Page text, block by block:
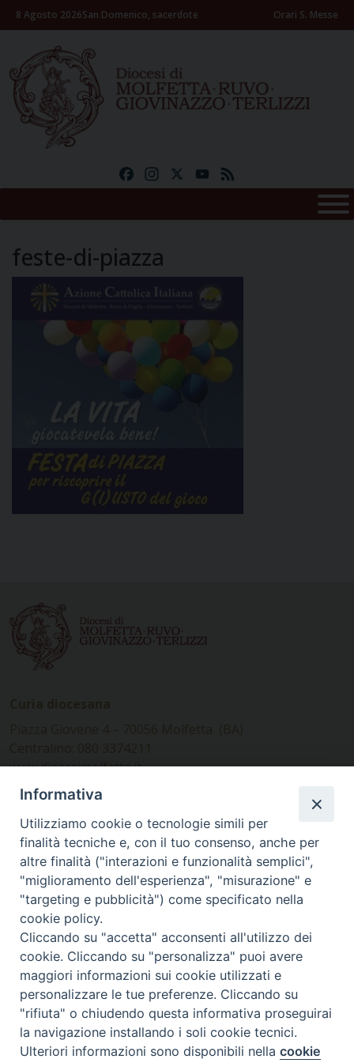
Skip8 Agosto 2026San Domenico, sacerdote Orari S. Messe
FacebookInstagramYouTube
feste-di-piazza
www.diocesimolfetta.it –
diocesimolfetta@pec.chiesacattolica.it
Ufficio Comunicazioni sociali
Piazza Giovene 4 – 70056 Molfetta (BA)
comunicazionisociali@diocesimolfetta.it
SEGUICI SU
Facebook
Instagram
X YouTube
Feed
Privacy Policy - trasparenza
© 2016 - 2026 Diocesi Molfetta Ruvo Giovinazzo Terlizzi
Preferenze Cookie
Informativa
Utilizziamo cookie o tecnologie simili per
finalità tecniche e, con il tuo consenso, anche per
altre finalità ("interazioni e funzionalità semplici",
"miglioramento dell'esperienza", "misurazione" e
"targeting e pubblicità") come specificato nella
cookie policy.
Cliccando su "accetta" acconsenti all'utilizzo dei
cookie. Cliccando su "personalizza" puoi avere
maggiori informazioni sui cookie utilizzati e
personalizzare le tue preferenze. Cliccando su
"rifiuta" o chiudendo questa informativa proseguirai
la navigazione installando i soli cookie tecnici.
Ulteriori informazioni sono disponibili nellacookie